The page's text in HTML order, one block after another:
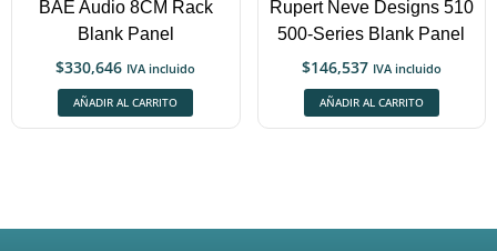
BAE Audio 8CM Rack
Blank Panel
$330,646 IVA incluido
AÑADIR AL CARRITO
Rupert Neve Designs 510
500-Series Blank Panel
$146,537 IVA incluido
AÑADIR AL CARRITO